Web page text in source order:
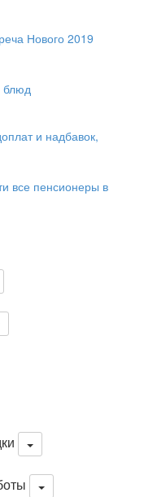
Нового 2019
блюд
и надбавок,
все пенсионеры в